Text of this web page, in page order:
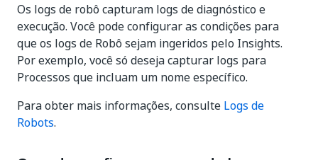
Os logs de robô capturam logs de diagnóstico e
execução. Você pode configurar as condições para
que os logs de Robô sejam ingeridos pelo Insights.
Por exemplo, você só deseja capturar logs para
Processos que incluam um nome específico.
Para obter mais informações, consulte Logs de
Robots.